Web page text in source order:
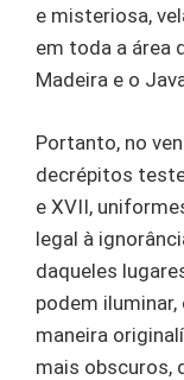
e misteriosa,
em toda a área
Madeira e o
Portanto, no
decrépitos
e XVII,
legal à
daqueles
podem iluminar,
maneira
mais obscuros,